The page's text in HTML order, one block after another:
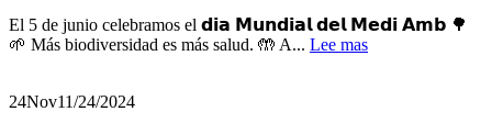
El 5 de junio celebramos el 𝗱𝗶𝗮 𝗠𝘂𝗻𝗱𝗶𝗮𝗹 𝗱𝗲𝗹 𝗠𝗲𝗱𝗶 𝗔𝗺𝗯 🌳
🌱 Más biodiversidad es más salud. 🤲 A... Lee mas
24Nov11/24/2024